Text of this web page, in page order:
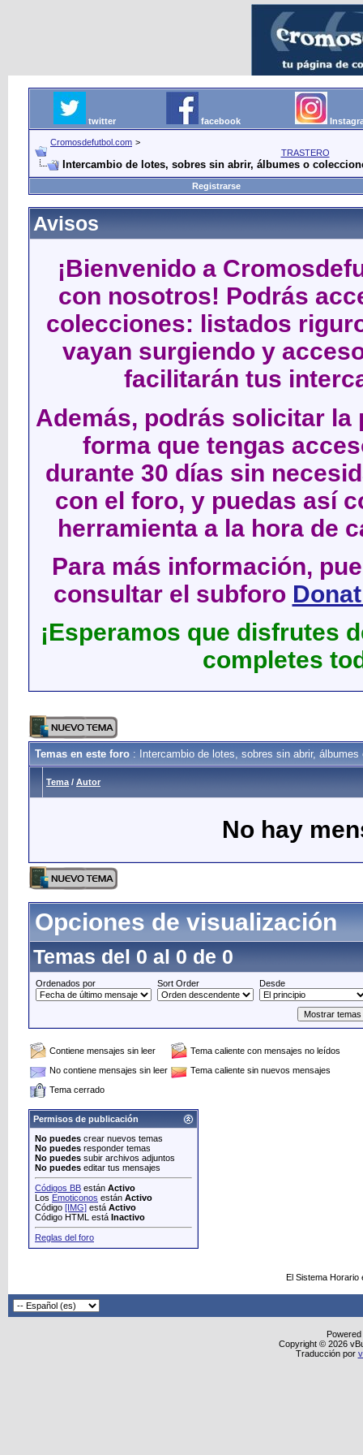
twitter facebook
Cromosdefutbol.com >
TRASTERO
Intercambio de lotes, sobres sin abrir, álbumes o
Registrarse
Avisos
¡Bienvenido a
con nosotros! Podrás
colecciones: listados
vayan surgiendo y
facilitarán tus
Además, podrás solicitar
forma que tengas
durante 30 días sin
con el foro, y puedas así
herramienta a la hora de
Para más información,
consultar el subforo
¡Esperamos que disfrutes
completes
Temas en este foro : Intercambio de lotes, sobres sin abrir,
Tema / Autor
No hay
Opciones de visualización
Temas del 0 al 0 de 0
Ordenados por Sort Order Desde
Contiene mensajes sin leer
Tema caliente con mensajes no leídos
No contiene mensajes sin leer
Tema caliente sin nuevos mensajes
Tema cerrado
Permisos de publicación
No puedes crear nuevos temas
No puedes responder temas
No puedes subir archivos adjuntos
No puedes editar tus mensajes
Códigos BB están Activo
Los Emoticonos están Activo
Código [IMG] está Activo
Código HTML está Inactivo
Reglas del foro
El Sistema
Copyright © 2026
Traducción por